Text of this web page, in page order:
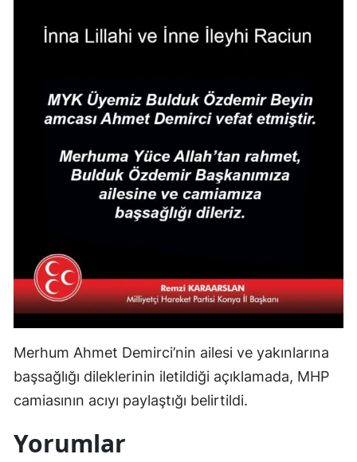
Mersin
İstanbul
İzmir
Kars
Kastamonu
Kırklareli
Kırşehir
Kocaeli
Konya
Merhum Ahmet Demirci’nin ailesi ve yakınlarına
başsağlığı dileklerinin iletildiği açıklamada, MHP
camiasının acıyı paylaştığı belirtildi.
Yorumlar